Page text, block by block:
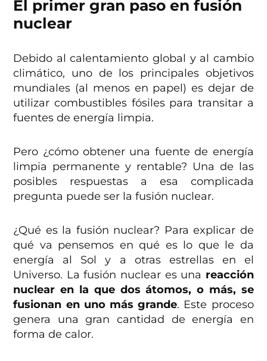
El primer gran paso en fusión
nuclear
Debido al calentamiento global y al cambio
climático, uno de los principales objetivos
mundiales (al menos en papel) es dejar de
utilizar combustibles fósiles para transitar a
fuentes de energía limpia.
Pero ¿cómo obtener una fuente de energía
limpia permanente y rentable? Una de las
posibles respuestas a esa complicada
pregunta puede ser la fusión nuclear.
¿Qué es la fusión nuclear? Para explicar de
qué va pensemos en qué es lo que le da
energía al Sol y a otras estrellas en el
Universo. La fusión nuclear es una reacción
nuclear en la que dos átomos, o más, se
fusionan en uno más grande. Este proceso
genera una gran cantidad de energía en
forma de calor.